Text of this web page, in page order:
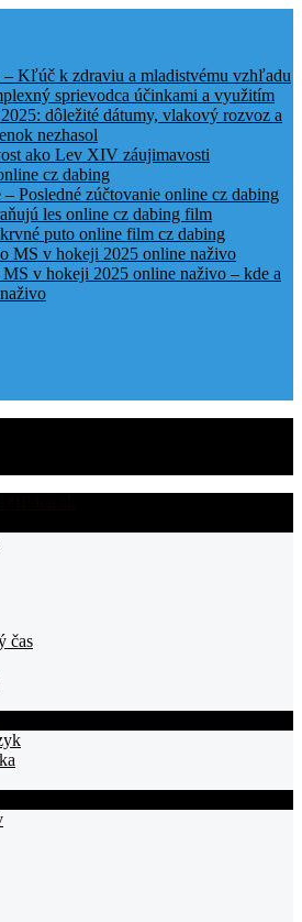
– Kľúč k zdraviu a mladistvému vzhľadu
sprievodca účinkami a využitím
dôležité dátumy, vlakový rozvoz a
nezhasol
ako Lev XIV záujimavosti
cz dabing
Posledné zúčtovanie online cz dabing
les online cz dabing film
puto online film cz dabing
MS v hokeji 2025 online naživo
v hokeji 2025 online naživo – kde a
čas